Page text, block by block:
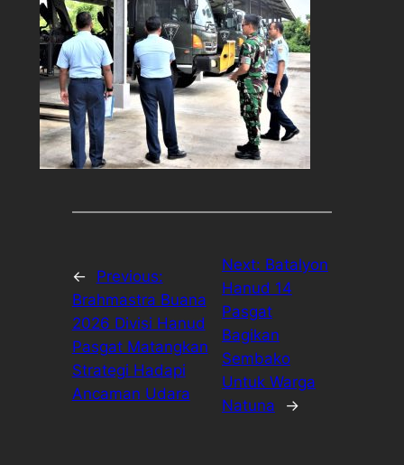
←
Previous:
Brahmastra Buana
2026 Divisi Hanud
Pasgat Matangkan
Strategi Hadapi
Ancaman Udara
Next: Batalyon
Hanud 14
Pasgat
Bagikan
Sembako
Untuk Warga
Natuna
→